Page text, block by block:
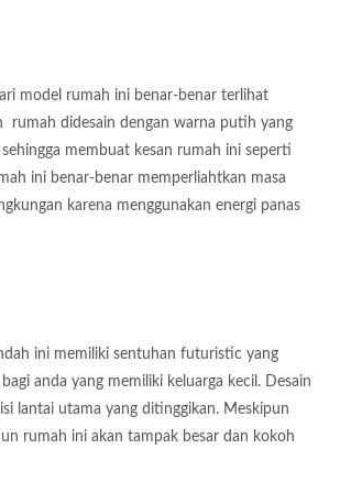
model rumah ini benar-benar terlihat
rumah didesain dengan warna putih yang
membuat kesan rumah ini seperti
ini benar-benar memperliahtkan masa
karena menggunakan energi panas
ini memiliki sentuhan futuristic yang
anda yang memiliki keluarga kecil. Desain
lantai utama yang ditinggikan. Meskipun
rumah ini akan tampak besar dan kokoh